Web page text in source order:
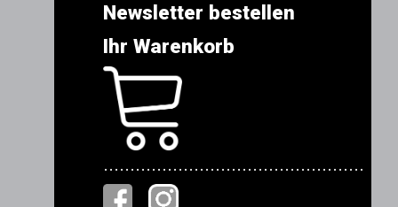
Newsletter bestellen
Ihr Warenkorb
.................................................